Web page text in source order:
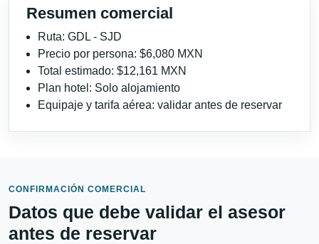
Resumen comercial
Ruta: GDL - SJD
Precio por persona: $6,080 MXN
Total estimado: $12,161 MXN
Plan hotel: Solo alojamiento
Equipaje y tarifa aérea: validar antes de reservar
CONFIRMACIÓN COMERCIAL
Datos que debe validar el asesor
antes de reservar